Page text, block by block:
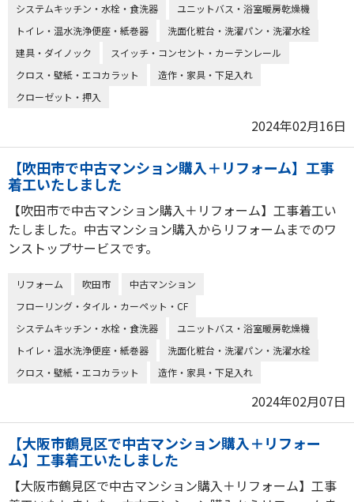
システムキッチン・水栓・食洗器
ユニットバス・浴室暖房乾燥機
トイレ・温水洗浄便座・紙巻器
洗面化粧台・洗濯パン・洗濯水栓
建具・ダイノック
スイッチ・コンセント・カーテンレール
クロス・壁紙・エコカラット
造作・家具・下足入れ
クローゼット・押入
2024年02月16日
【吹田市で中古マンション購入＋リフォーム】工事
着工いたしました
【吹田市で中古マンション購入＋リフォーム】工事着工い
たしました。中古マンション購入からリフォームまでのワ
ンストップサービスです。
リフォーム 吹田市
中古マンション
フローリング・タイル・カーペット・CF
システムキッチン・水栓・食洗器
ユニットバス・浴室暖房乾燥機
トイレ・温水洗浄便座・紙巻器
洗面化粧台・洗濯パン・洗濯水栓
クロス・壁紙・エコカラット
造作・家具・下足入れ
2024年02月07日
【大阪市鶴見区で中古マンション購入＋リフォー
ム】工事着工いたしました
【大阪市鶴見区で中古マンション購入＋リフォーム】工事